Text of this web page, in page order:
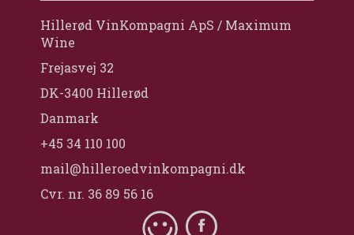
Hillerød VinKompagni ApS / Maximum
Wine
Frejasvej 32
DK-3400 Hillerød
Danmark
+45 34 110 100
mail@hilleroedvinkompagni.dk
Cvr. nr. 36 89 56 16